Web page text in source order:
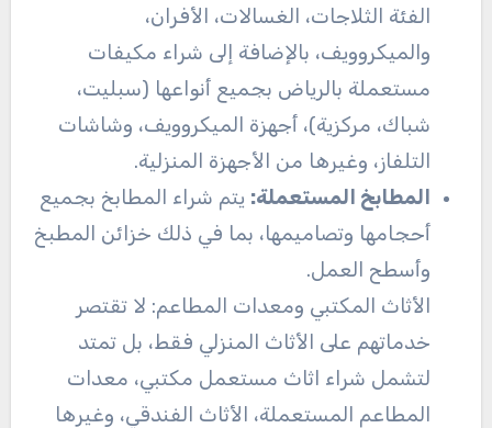
الفئة الثلاجات، الغسالات، الأفران،
والميكروويف، بالإضافة إلى شراء مكيفات
مستعملة بالرياض بجميع أنواعها (سبليت،
شباك، مركزية)، أجهزة الميكروويف، وشاشات
التلفاز، وغيرها من الأجهزة المنزلية.
المطابخ المستعملة: يتم شراء المطابخ بجميع
أحجامها وتصاميمها، بما في ذلك خزائن المطبخ
وأسطح العمل.
الأثاث المكتبي ومعدات المطاعم: لا تقتصر
خدماتهم على الأثاث المنزلي فقط، بل تمتد
لتشمل شراء اثاث مستعمل مكتبي، معدات
المطاعم المستعملة، الأثاث الفندقي، وغيرها